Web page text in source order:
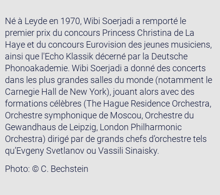
Né à Leyde en 1970, Wibi Soerjadi a remporté le
premier prix du concours Princess Christina de La
Haye et du concours Eurovision des jeunes musiciens,
ainsi que l'Echo Klassik décerné par la Deutsche
Phonoakademie. Wibi Soerjadi a donné des concerts
dans les plus grandes salles du monde (notamment le
Carnegie Hall de New York), jouant alors avec des
formations célèbres (The Hague Residence Orchestra,
Orchestre symphonique de Moscou, Orchestre du
Gewandhaus de Leipzig, London Philharmonic
Orchestra) dirigé par de grands chefs d’orchestre tels
qu’Evgeny Svetlanov ou Vassili Sinaisky.
Photo: © C. Bechstein